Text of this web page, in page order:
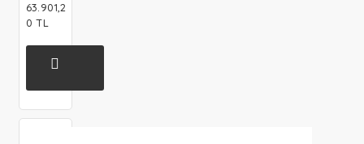
63.901,2
0 TL